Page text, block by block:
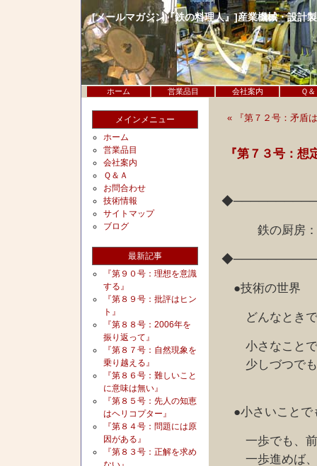
[メールマガジン『鉄の料理人』]産業機械・設計
ホーム 営業品目 会社案内 Ｑ
メインメニュー
ホーム
営業品目
会社案内
Ｑ＆Ａ
お問合わせ
技術情報
サイトマップ
ブログ
最新記事
『第９０号：理想を意識
する』
『第８９号：批評はヒン
ト』
『第８８号：2006年を
振り返って』
『第８７号：自然現象を
乗り越える』
『第８６号：難しいこと
に意味は無い』
『第８５号：先人の知恵
はヘリコプター』
『第８４号：問題には原
因がある』
『第８３号：正解を求め
« 『第７２号：矛盾
『第７３号：
鉄の厨房：想
●技術の世界
どんなときで
小さなことで
少しづつでも
●小さいことで
一歩でも、前
一歩進めば、